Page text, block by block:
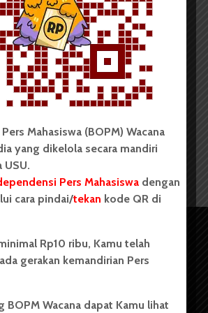
20 November 2017
baca
1 2
Mahasiswa (BOPM) Wacana
yang dikelola secara mandiri
USU.
Pers Mahasiswa dengan
cara pindai/tekan kode QR di
Rp10 ribu, Kamu telah
gerakan kemandirian Pers
BOPM Wacana dapat Kamu lihat